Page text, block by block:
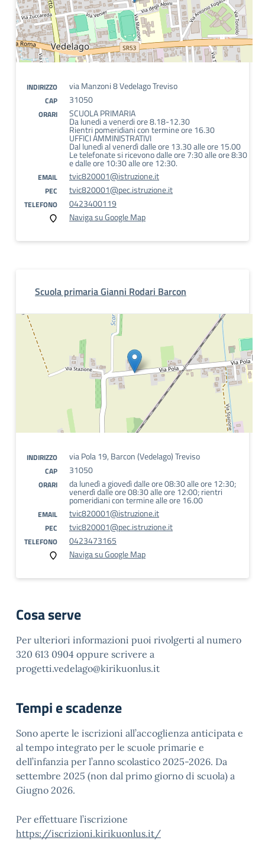
INDIRIZZO via Manzoni 8 Vedelago Treviso
CAP 31050
ORARI SCUOLA PRIMARIA
Da lunedi a venerdi ore 8.18-12.30
Rientri pomeridiani con termine ore 16.30
UFFICI AMMINISTRATIVI
Dal lunedì al venerdì dalle ore 13.30 alle ore 15.00
Le telefonate si ricevono dalle ore 7:30 alle ore 8:30
e dalle ore 10:30 alle ore 12:30.
EMAIL tvic820001@istruzione.it
PEC tvic820001@pec.istruzione.it
TELEFONO
0423400119
Naviga su Google Map
Scuola primaria Gianni Rodari Barcon
INDIRIZZO via Pola 19, Barcon (Vedelago) Treviso
CAP 31050
ORARI da lunedì a giovedì dalle ore 08:30 alle ore 12:30;
venerdì dalle ore 08:30 alle ore 12:00; rientri
pomeridiani con termine alle ore 16.00
EMAIL tvic820001@istruzione.it
PEC tvic820001@pec.istruzione.it
TELEFONO
0423473165
Naviga su Google Map
Cosa serve
Per ulteriori informazioni puoi rivolgerti al numero
320 613 0904 oppure scrivere a
progetti.vedelago@kirikuonlus.it
Tempi e scadenze
Sono aperte le iscrizioni all’accoglienza anticipata e
al tempo integrato per le scuole primarie e
dell’infanzia per l’anno scolastico 2025-2026. Da
settembre 2025 (non dal primo giorno di scuola) a
Giugno 2026.
Per effettuare l’iscrizione
https://iscrizioni.kirikuonlus.it/